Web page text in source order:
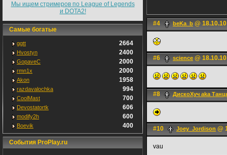
Мы ищем стримеров по League of Legends
и DOTA2!
Самые богатые
ggtt 2664
Hvostyn 2400
GopaveC 2000
rmn1x 2000
Akon 1958
razdavalochka 994
CoolMast 700
Devostatortk 606
modify2h 600
Boevik 400
События ProPlay.ru
#4 beKa_b @
#6 science @
#8 ДискоХуч aka
#10 Joey_Jordison @
vau